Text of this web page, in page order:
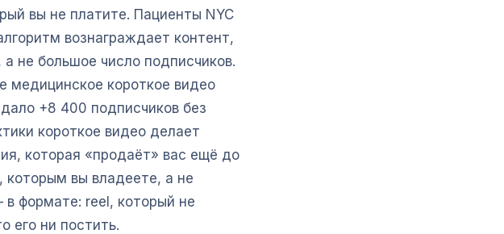
вы не платите. Пациенты NYC
вознаграждает контент,
не большое число подписчиков.
медицинское короткое видео
+8 400 подписчиков без
короткое видео делает
которая «продаёт» вас ещё до
которым вы владеете, а не
формате: reel, который не
его ни постить.